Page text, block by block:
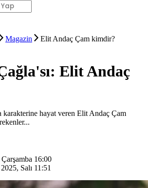
Magazin
Elit Andaç Çam kimdir?
Elit Andaç
karakterine hayat veren Elit Andaç Çam
16:00
Salı 11:51